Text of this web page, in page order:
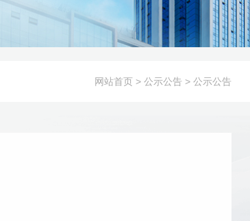
网站首页 > 公示公告 > 公示公告